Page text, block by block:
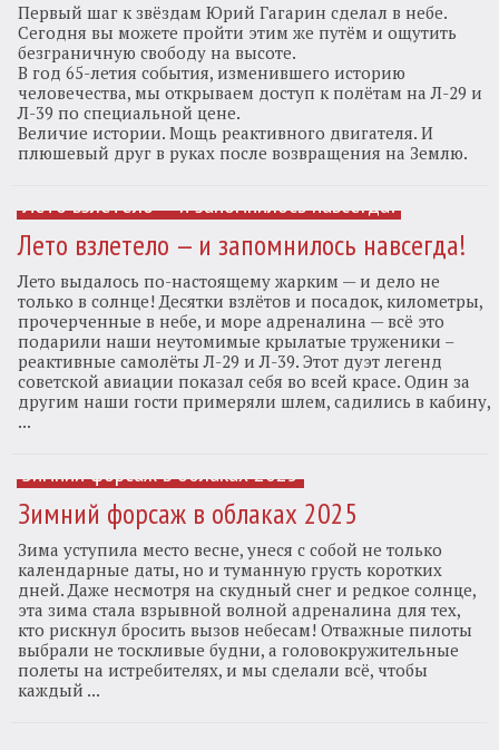
Первый шаг к звёздам Юрий Гагарин сделал в небе.
Сегодня вы можете пройти этим же путём и ощутить
безграничную свободу на высоте.
В год 65-летия события, изменившего историю
человечества, мы открываем доступ к полётам на Л-29 и
Л-39 по специальной цене.
Величие истории. Мощь реактивного двигателя. И
плюшевый друг в руках после возвращения на Землю.
Лето взлетело — и запомнилось навсегда!
Лето взлетело — и запомнилось навсегда!
Лето выдалось по-настоящему жарким — и дело не
только в солнце! Десятки взлётов и посадок, километры,
прочерченные в небе, и море адреналина — всё это
подарили наши неутомимые крылатые труженики –
реактивные самолёты Л-29 и Л-39. Этот дуэт легенд
советской авиации показал себя во всей красе. Один за
другим наши гости примеряли шлем, садились в кабину,
...
Зимний форсаж в облаках 2025
Зимний форсаж в облаках 2025
Зима уступила место весне, унеся с собой не только
календарные даты, но и туманную грусть коротких
дней. Даже несмотря на скудный снег и редкое солнце,
эта зима стала взрывной волной адреналина для тех,
кто рискнул бросить вызов небесам! Отважные пилоты
выбрали не тоскливые будни, а головокружительные
полеты на истребителях, и мы сделали всё, чтобы
каждый ...